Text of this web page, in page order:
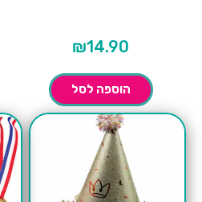
₪14.90
הוספה לסל